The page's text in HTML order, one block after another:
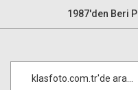
1987'den Beri